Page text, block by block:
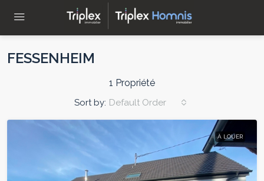
FESSENHEIM
1 Propriété
Sort by: Default Order
À LOUER